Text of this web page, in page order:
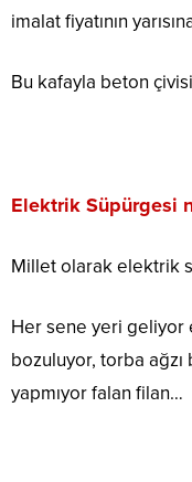
imalat fiyatının
Bu kafayla beton
Elektrik Süpürgesi
Millet olarak elektrik
Her sene yeri geliyor
bozuluyor, torba
yapmıyor falan filan…